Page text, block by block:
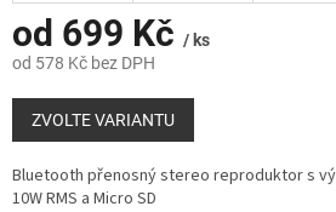
od 699 Kč / ks
od 578 Kč bez DPH
Měrná
cena:
ZVOLTE VARIANTU
Bluetooth přenosný stereo reproduktor s
10W RMS a Micro SD